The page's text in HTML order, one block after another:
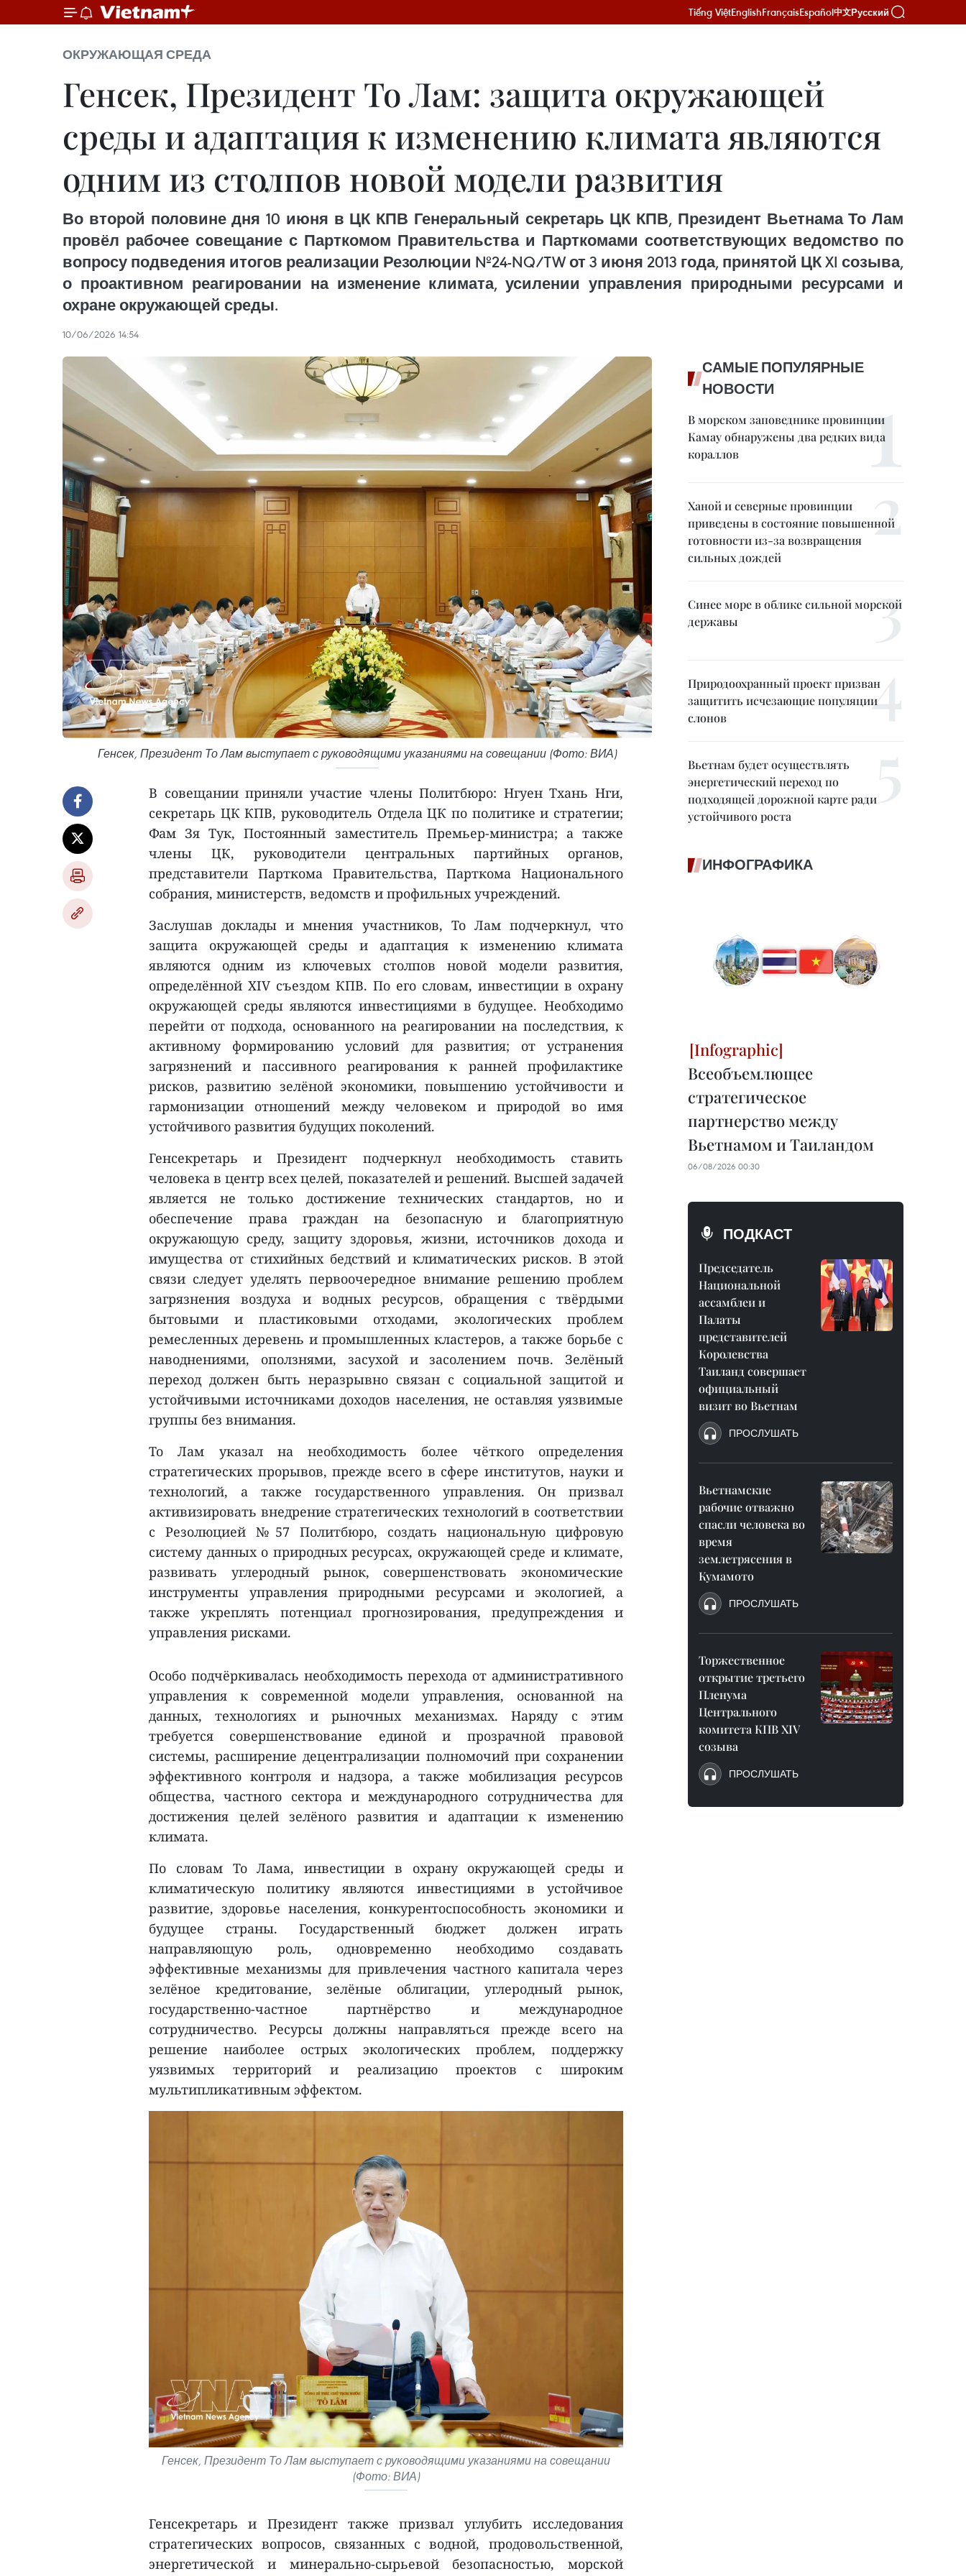
Tiếng ViệtEnglishFrançaisEspañol中文Русский
ОКРУЖАЮЩАЯ СРЕДА
Генсек, Президент То Лам: защита окружающей
среды и адаптация к изменению климата являются
одним из столпов новой модели развития
Во второй половине дня 10 июня в ЦК КПВ Генеральный секретарь ЦК КПВ, Президент Вьетнама То Лам
провёл рабочее совещание с Парткомом Правительства и Парткомами соответствующих ведомство по
вопросу подведения итогов реализации Резолюции №24-NQ/TW от 3 июня 2013 года, принятой ЦК XI созыва,
о проактивном реагировании на изменение климата, усилении управления природными ресурсами и
охране окружающей среды.
10/06/2026 14:54
Генсек, Президент То Лам выступает с руководящими указаниями на совещании (Фото: ВИА)
В совещании приняли участие члены Политбюро: Нгуен Тхань Нги,
секретарь ЦК КПВ, руководитель Отдела ЦК по политике и стратегии;
Фам Зя Тук, Постоянный заместитель Премьер-министра; а также
члены ЦК, руководители центральных партийных органов,
представители Парткома Правительства, Парткома Национального
собрания, министерств, ведомств и профильных учреждений.
Заслушав доклады и мнения участников, То Лам подчеркнул, что
защита окружающей среды и адаптация к изменению климата
являются одним из ключевых столпов новой модели развития,
определённой XIV съездом КПВ. По его словам, инвестиции в охрану
окружающей среды являются инвестициями в будущее. Необходимо
перейти от подхода, основанного на реагировании на последствия, к
активному формированию условий для развития; от устранения
загрязнений и пассивного реагирования к ранней профилактике
рисков, развитию зелёной экономики, повышению устойчивости и
гармонизации отношений между человеком и природой во имя
устойчивого развития будущих поколений.
Генсекретарь и Президент подчеркнул необходимость ставить
человека в центр всех целей, показателей и решений. Высшей задачей
является не только достижение технических стандартов, но и
обеспечение права граждан на безопасную и благоприятную
окружающую среду, защиту здоровья, жизни, источников дохода и
имущества от стихийных бедствий и климатических рисков. В этой
связи следует уделять первоочередное внимание решению проблем
загрязнения воздуха и водных ресурсов, обращения с твёрдыми
бытовыми и пластиковыми отходами, экологических проблем
ремесленных деревень и промышленных кластеров, а также борьбе с
наводнениями, оползнями, засухой и засолением почв. Зелёный
переход должен быть неразрывно связан с социальной защитой и
устойчивыми источниками доходов населения, не оставляя уязвимые
группы без внимания.
То Лам указал на необходимость более чёткого определения
стратегических прорывов, прежде всего в сфере институтов, науки и
технологий, а также государственного управления. Он призвал
активизировать внедрение стратегических технологий в соответствии
с Резолюцией №57 Политбюро, создать национальную цифровую
систему данных о природных ресурсах, окружающей среде и климате,
развивать углеродный рынок, совершенствовать экономические
инструменты управления природными ресурсами и экологией, а
также укреплять потенциал прогнозирования, предупреждения и
управления рисками.
Особо подчёркивалась необходимость перехода от административного
управления к современной модели управления, основанной на
данных, технологиях и рыночных механизмах. Наряду с этим
требуется совершенствование единой и прозрачной правовой
системы, расширение децентрализации полномочий при сохранении
эффективного контроля и надзора, а также мобилизация ресурсов
общества, частного сектора и международного сотрудничества для
достижения целей зелёного развития и адаптации к изменению
климата.
По словам То Лама, инвестиции в охрану окружающей среды и
климатическую политику являются инвестициями в устойчивое
развитие, здоровье населения, конкурентоспособность экономики и
будущее страны. Государственный бюджет должен играть
направляющую роль, одновременно необходимо создавать
эффективные механизмы для привлечения частного капитала через
зелёное кредитование, зелёные облигации, углеродный рынок,
государственно-частное партнёрство и международное
сотрудничество. Ресурсы должны направляться прежде всего на
решение наиболее острых экологических проблем, поддержку
уязвимых территорий и реализацию проектов с широким
мультипликативным эффектом.
Генсек, Президент То Лам выступает с руководящими указаниями на совещании
(Фото: ВИА)
Генсекретарь и Президент также призвал углубить исследования
стратегических вопросов, связанных с водной, продовольственной,
энергетической и минерально-сырьевой безопасностью, морской
САМЫЕ ПОПУЛЯРНЫЕ
НОВОСТИ
В морском заповеднике провинции
Камау обнаружены два редких вида
кораллов
Ханой и северные провинции
приведены в состояние повышенной
готовности из-за возвращения
сильных дождей
Синее море в облике сильной морской
державы
Природоохранный проект призван
защитить исчезающие популяции
слонов
Вьетнам будет осуществлять
энергетический переход по
подходящей дорожной карте ради
устойчивого роста
ИНФОГРАФИКА
Всеобъемлющее
стратегическое
партнерство между
Вьетнамом и Таиландом
06/08/2026 00:30
ПОДКАСТ
Председатель
Национальной
ассамблеи и
Палаты
представителей
Королевства
Таиланд совершает
официальный
визит во Вьетнам
ПРОСЛУШАТЬ
Вьетнамские
рабочие отважно
спасли человека во
время
землетрясения в
Кумамото
ПРОСЛУШАТЬ
Торжественное
открытие третьего
Пленума
Центрального
комитета КПВ XIV
созыва
ПРОСЛУШАТЬ